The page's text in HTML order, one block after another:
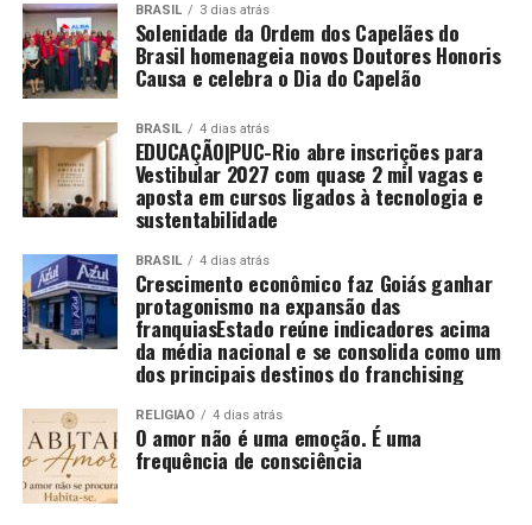
BRASIL 3 dias atrás
Solenidade da Ordem dos Capelães do
Brasil homenageia novos Doutores Honoris
Causa e celebra o Dia do Capelão
BRASIL 4 dias atrás
EDUCAÇÃO|PUC-Rio abre inscrições para
Vestibular 2027 com quase 2 mil vagas e
aposta em cursos ligados à tecnologia e
sustentabilidade
BRASIL 4 dias atrás
Crescimento econômico faz Goiás ganhar
protagonismo na expansão das
franquiasEstado reúne indicadores acima
da média nacional e se consolida como um
dos principais destinos do franchising
RELIGIÃO 4 dias atrás
O amor não é uma emoção. É uma
frequência de consciência